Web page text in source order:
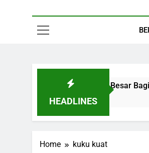
HEADLINES
Kecil Dengan Peran Besar Bagi
Home kuku kuat